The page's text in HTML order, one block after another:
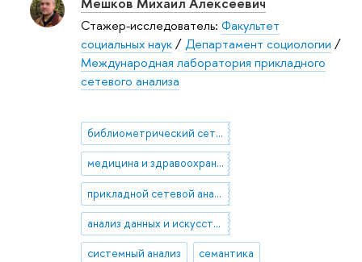
Стажер-исследователь: Факультет
социальных наук/Департамент социологии /
Международная лаборатория прикладного
сетевого анализа
библиометрический сетевой анализ
медицина и здравоохранение
прикладной сетевой анализ
анализ данных и искусственный интеллект
системный анализ семантика